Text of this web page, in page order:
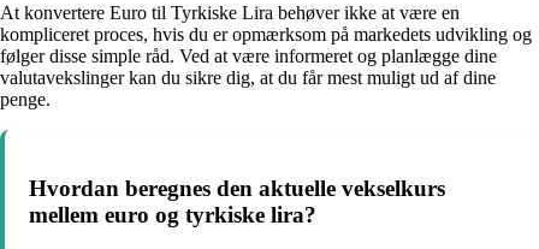
At konvertere Euro til Tyrkiske Lira behøver ikke at være en
kompliceret proces, hvis du er opmærksom på markedets udvikling og
følger disse simple råd. Ved at være informeret og planlægge dine
valutavekslinger kan du sikre dig, at du får mest muligt ud af dine
penge.
Hvordan beregnes den aktuelle vekselkurs
mellem euro og tyrkiske lira?